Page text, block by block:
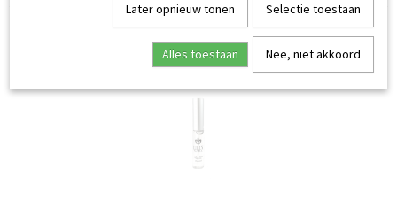
Ook interessant
Later opnieuw tonen Selectie toestaan
Alles toestaan Nee, niet akkoord